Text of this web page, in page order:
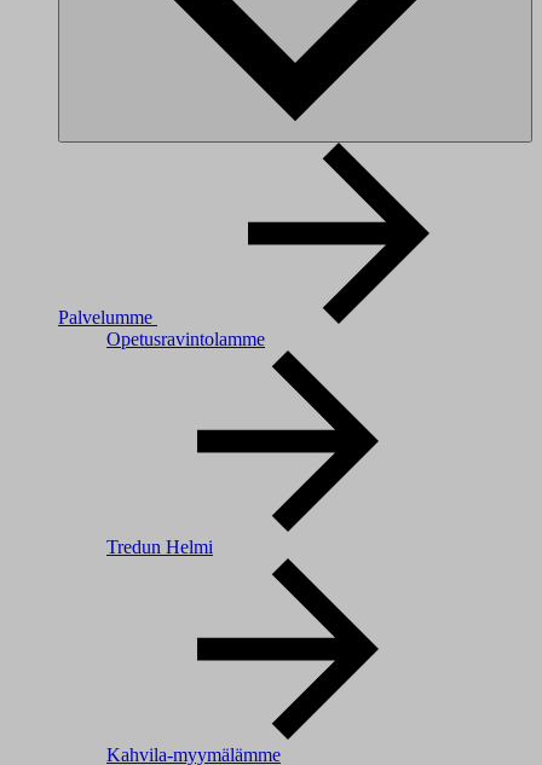
Palvelumme
Opetusravintolamme
Tredun Helmi
Kahvila-myymälämme